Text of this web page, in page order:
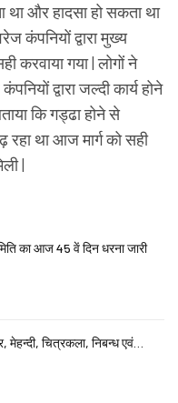
था और हादसा हो सकता था
कंपनियों द्वारा मुख्य
करवाया गया | लोगों ने
द्वारा जल्दी कार्य होने
कि गड्ढा होने से
था आज मार्ग को सही
|
का आज 45 वें दिन धरना जारी
मेहन्दी, चित्रकला, निबन्ध एवं…